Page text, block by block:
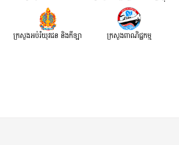
ក្រសួងអប់រំយុវជន និងកីឡា ក្រសួងពាណិជ្ជកម្ម